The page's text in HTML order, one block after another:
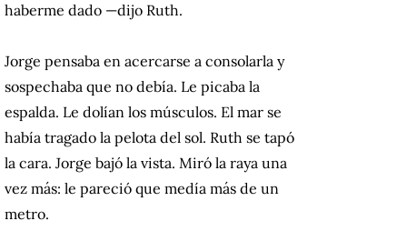
haberme dado —dijo Ruth.
Jorge pensaba en acercarse a consolarla y
sospechaba que no debía. Le picaba la
espalda. Le dolían los músculos. El mar se
había tragado la pelota del sol. Ruth se tapó
la cara. Jorge bajó la vista. Miró la raya una
vez más: le pareció que medía más de un
metro.